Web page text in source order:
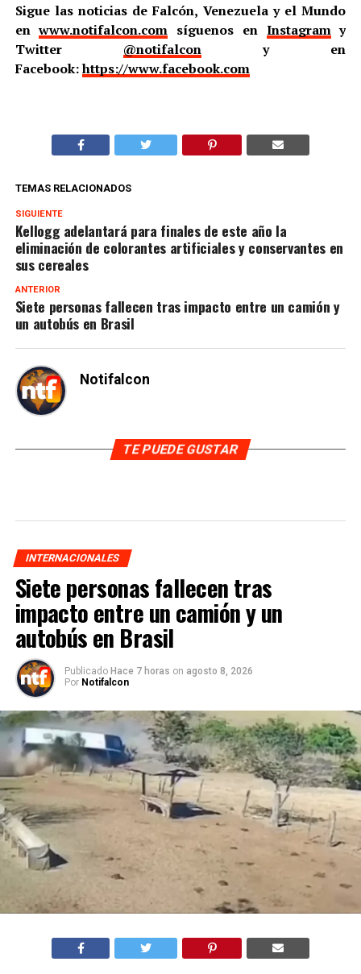
Sigue las noticias de Falcón, Venezuela y el Mundo
enwww.notifalcon.com síguenos en Instagramy
Twitter @notifalcony en
Facebook:https://www.facebook.com
TEMAS RELACIONADOS
SIGUIENTE
Kellogg adelantará para finales de este año la
eliminación de colorantes artificiales y conservantes en
sus cereales
ANTERIOR
Siete personas fallecen tras impacto entre un camión y
un autobús en Brasil
Notifalcon
TE PUEDE GUSTAR
INTERNACIONALES
Siete personas fallecen tras
impacto entre un camión y un
autobús en Brasil
Publicado Hace 7 horas on agosto 8, 2026
Por Notifalcon